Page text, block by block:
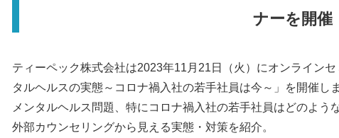
ナーを開催
ティーペック株式会社は2023年11月21日（火）にオンライン
タルヘルスの実態～コロナ禍入社の若手社員は今～」を開催し
メンタルヘルス問題、特にコロナ禍入社の若手社員はどのよう
外部カウンセリングから見える実態・対策を紹介。